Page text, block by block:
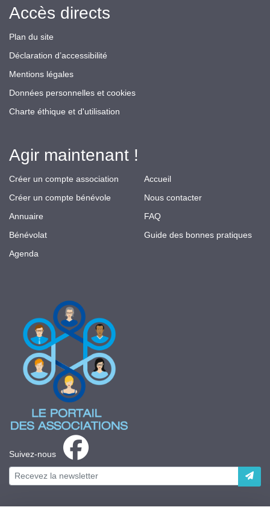
Suivez-nous
Accès directs
Plan du site
Déclaration d’accessibilité
Mentions légales
Données personnelles et cookies
Charte éthique et d'utilisation
Agir maintenant !
Créer un compte association
Créer un compte bénévole
Annuaire
Bénévolat
Agenda
Accueil
Nous contacter
FAQ
Guide des bonnes pratiques